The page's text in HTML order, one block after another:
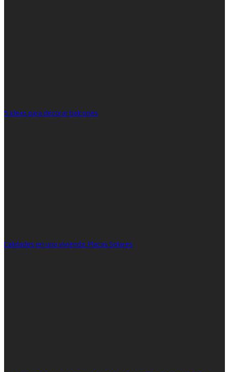
5 ideas para decorar balcones
Calidades en una vivienda: Placas Solares